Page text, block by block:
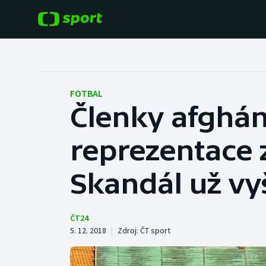
Hokej
Tenis
Atletika
Baseball a softbal
Basketbal
Biatlon
FOTBAL
Členky
reprezentace
Skandál už
ČT24
5. 12. 2018 | Zdroj: ČT sport